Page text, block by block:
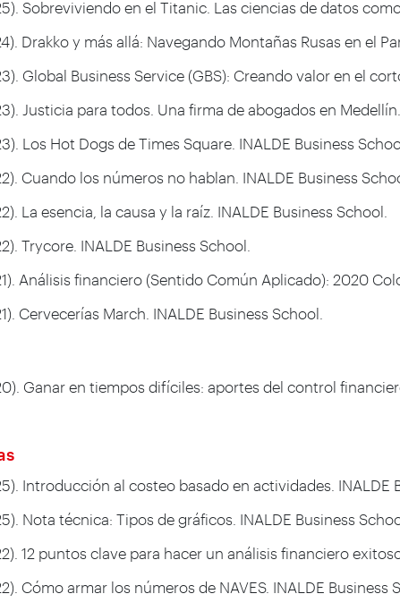
Sobreviviendo en el Titanic. Las ciencias de datos
Drakko y más allá: Navegando Montañas Rusas en el
Global Business Service (GBS): Creando valor en el
Justicia para todos. Una firma de abogados en
Los Hot Dogs de Times Square. INALDE Business
Cuando los números no hablan. INALDE Business
La esencia, la causa y la raíz. INALDE Business School.
Trycore. INALDE Business School.
Análisis financiero (Sentido Común Aplicado): 2020
Cervecerías March. INALDE Business School.
Ganar en tiempos difíciles: aportes del control
Introducción al costeo basado en actividades. INALDE
Nota técnica: Tipos de gráficos. INALDE Business
12 puntos clave para hacer un análisis financiero
Cómo armar los números de NAVES. INALDE Business